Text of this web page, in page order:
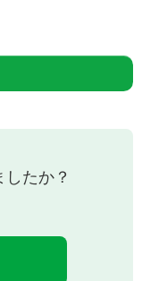
たか？